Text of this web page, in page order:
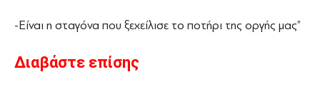
-Είναι η σταγόνα που ξεχείλισε το ποτήρι της οργής μας”
Διαβάστε επίσης